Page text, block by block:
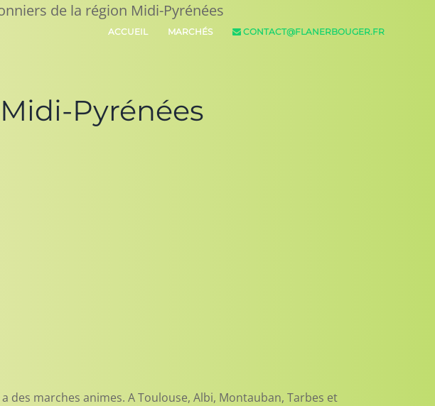
ACCUEIL MARCHÉS CONTACT@FLANERBOUGER.FR
de la région Midi-Pyrénées
Pyrénées
marches animes. A Toulouse, Albi, Montauban, Tarbes et